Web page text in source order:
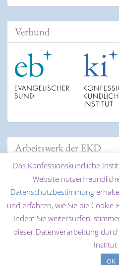
Verbund
Arbeitswerk der EKD
© 2026
Bundes - Thinktank für
Das Konfessionskundliche
Website
Datenschutzbestimmung
und erfahren, wie Sie die
Indem Sie weitersurfen,
dieser Datenverarbeitung
Institut
OK